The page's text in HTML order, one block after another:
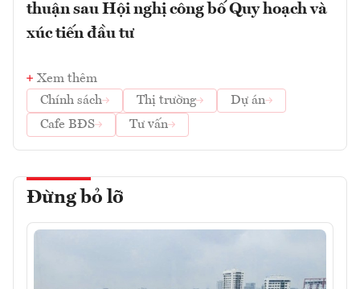
thuận sau Hội nghị công bố Quy hoạch và
xúc tiến đầu tư
Xem thêm
Chính sách
Thị trường
Dự án
Cafe BĐS
Tư vấn
Đừng bỏ lỡ